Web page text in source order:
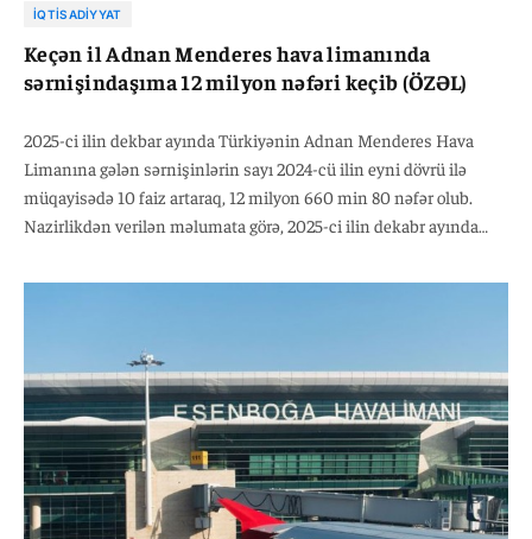
İQTISADIYYAT
Keçən il Adnan Menderes hava limanında
sərnişindaşıma 12 milyon nəfəri keçib (ÖZƏL)
2025-ci ilin dekbar ayında Türkiyənin Adnan Menderes Hava
Limanına gələn sərnişinlərin sayı 2024-cü ilin eyni dövrü ilə
müqayisədə 10 faiz artaraq, 12 milyon 660 min 80 nəfər olub.
Nazirlikdən verilən məlumata görə, 2025-ci ilin dekabr ayında
analoji dövrü ilə müqayisədə 13 faiz artaraq, 7 milyon 586 min 752